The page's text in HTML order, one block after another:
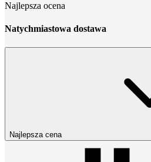
Najlepsza ocena
Natychmiastowa dostawa
Najlepsza cena